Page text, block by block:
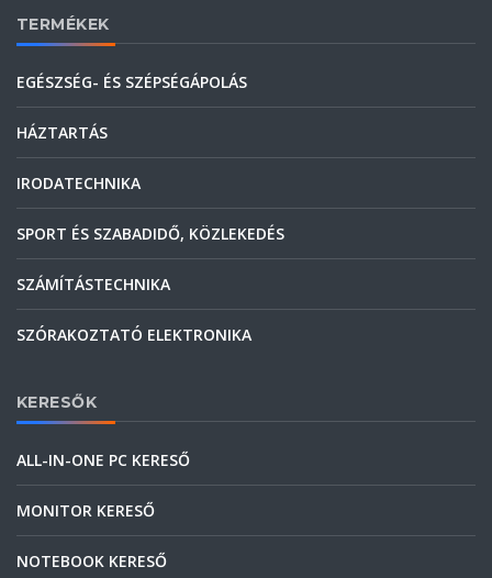
TERMÉKEK
EGÉSZSÉG- ÉS SZÉPSÉGÁPOLÁS
HÁZTARTÁS
IRODATECHNIKA
SPORT ÉS SZABADIDŐ, KÖZLEKEDÉS
SZÁMÍTÁSTECHNIKA
SZÓRAKOZTATÓ ELEKTRONIKA
KERESŐK
ALL-IN-ONE PC KERESŐ
MONITOR KERESŐ
NOTEBOOK KERESŐ